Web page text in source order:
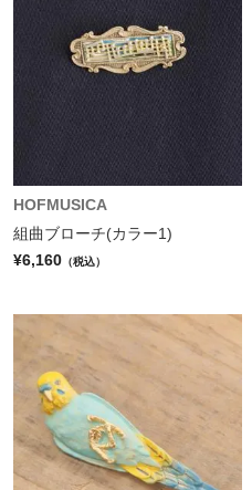
HOFMUSICA
組曲ブローチ(カラー1)
¥6,160 （税込）